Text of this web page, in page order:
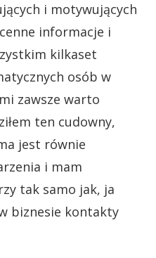
i motywujących
informacje i
kilkaset
osób w
zawsze warto
ten cudowny,
jest równie
i mam
tak samo jak, ja
biznesie kontakty